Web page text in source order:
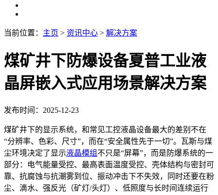
当前位置： 主页 > 资讯中心 > 解决方案
煤矿井下防爆设备夏普工业液
晶屏嵌入式应用场景解决方案
发布时间：2025-12-23
煤矿井下的显示系统，和常见工控液晶设备最大的差别不在
“分辨率、色彩、尺寸”，而在“安全属性先于一切”。瓦斯与煤
尘环境决定了显示液晶模组 不只是“屏幕”，而是防爆系统的一
部分：电气能量受控、最高表面温度受控、壳体结构与密封可
靠、抗腐蚀与抗潮雾到位、振动冲击下不失效，同时还要在粉
尘、滴水、强反光（矿灯/头灯）、低照度与长时间连续运行